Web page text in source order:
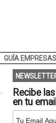
GUÍA EMPRESAS
Recibe
en tu